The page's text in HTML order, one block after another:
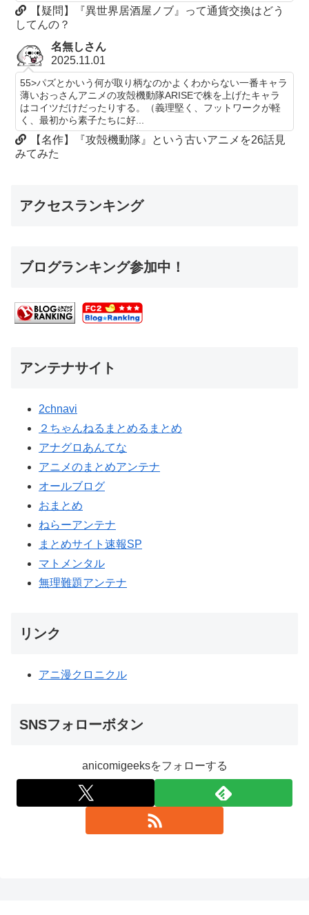
【疑問】『異世界居酒屋ノブ』って通貨交換はどう
してんの？
名無しさん
2025.11.01
55>パズとかいう何が取り柄なのかよくわからない一番キャラ
薄いおっさんアニメの攻殻機動隊ARISEで株を上げたキャラ
はコイツだけだったりする。（義理堅く、フットワークが軽
く、最初から素子たちに好...
【名作】『攻殻機動隊』という古いアニメを26話見
みてみた
アクセスランキング
ブログランキング参加中！
アンテナサイト
2chnavi
２ちゃんねるまとめるまとめ
アナグロあんてな
アニメのまとめアンテナ
オールブログ
おまとめ
ねらーアンテナ
まとめサイト速報SP
マトメンタル
無理難題アンテナ
リンク
アニ漫クロニクル
SNSフォローボタン
anicomigeeksをフォローする